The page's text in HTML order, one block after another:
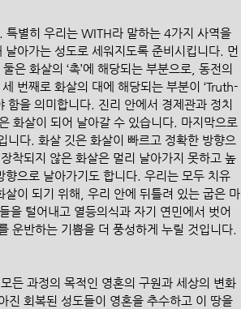
특별히 우리는 WITH라 말하는 4가지 사역을
아가는 성도로 세워지도록 준비시킵니다. 먼
은 화살의 ‘촉’에 해당되는 부분으로, 동전의
번째로 화살의 대에 해당되는 부분이 ‘Truth-
함을 의미합니다. 진리 안에서 경제관과 정치
화살이 되어 날아갈 수 있습니다. 마지막으로
니다. 화살 깃은 화살이 빠르고 정확한 방향으
착되지 않은 화살은 멀리 날아가지 못하고 높
으로 날아가기도 합니다. 우리는 모두 치유
이 되기 위해, 우리 안에 뒤틀려 있는 굽은 마
을 털어내고 열등의식과 자기 연민에서 벗어
운반하는 기쁨을 더 풍성하게 누릴 것입니다.
든 과정의 목적인 영혼의 구원과 세상의 변화
진 회복된 성도들이 영혼을 추수하고 이 땅을